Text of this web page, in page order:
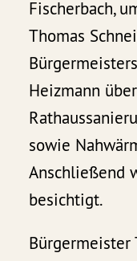
Fischerbach,
Thomas
Heizmann
sowie
Anschließend
besichtigt.
Bürgermeister